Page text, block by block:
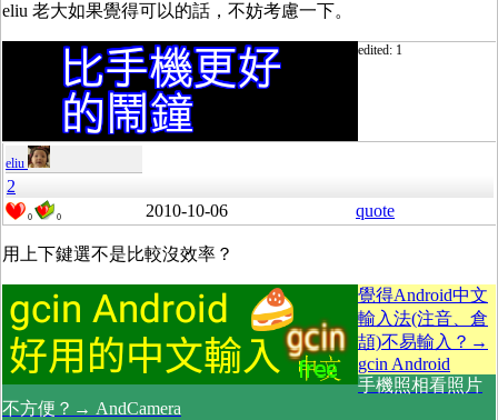
eliu 老大如果覺得可以的話，不妨考慮一下。
edited: 1
eliu
2
0 0 2010-10-06 quote
用上下鍵選不是比較沒效率？
覺得Android中文
輸入法(注音、倉
頡)不易輸入？→
gcin Android
手機照相看照片
不方便？→ AndCamera